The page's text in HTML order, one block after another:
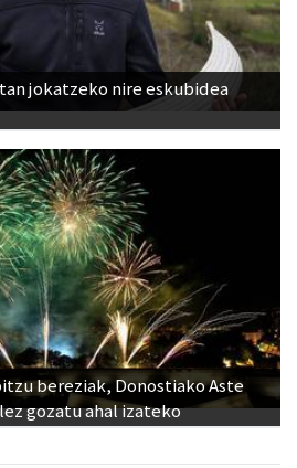
jokatzeko nire eskubidea
bereziak, Donostiako Aste
gozatu ahal izateko